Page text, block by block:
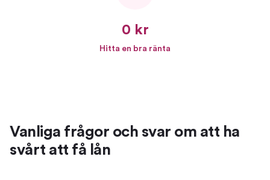
0 kr
Hitta en bra ränta
Vanliga frågor och svar om att ha
svårt att få lån